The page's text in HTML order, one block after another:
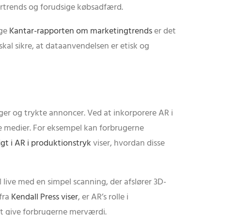
og forudsige købsadfærd.
Kantar-rapporten om marketingtrendser det
sikre, at dataanvendelsen er etisk og
og trykte annoncer. Ved at inkorporere AR i
For eksempel kan forbrugerne
i AR i produktionstrykviser, hvordan disse
med en simpel scanning, der afslører 3D-
Kendall Press viser, er AR’s rolle i